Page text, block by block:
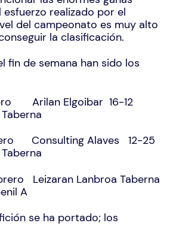
realizado por el
del campeonato es muy alto
la clasificación.
fin de semana han sido los
Arilan Elgoibar 16-12
Consulting Alaves 12-25
Leizaran Lanbroa Taberna
A
se ha portado; los